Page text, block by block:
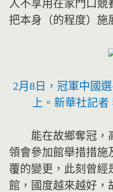
人不享用在家門口競
把本身（的程度）施
2月8日，冠軍中國
上。新華社記者
能在故鄉奪冠，
領會參加館舉措措施
覆的變更，此刻曾經
館，國度越來越好，